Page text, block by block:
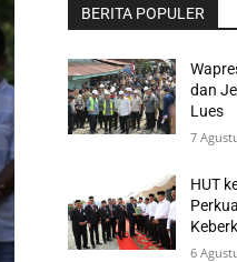
BERITA POPULER
dan
Lues
7
HUT
6